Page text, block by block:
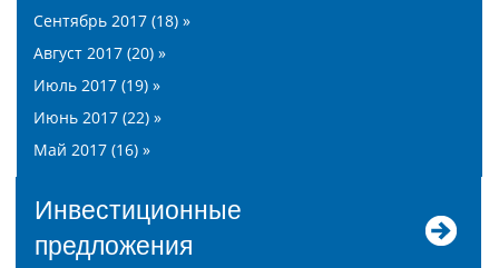
Сентябрь 2017 (18) »
Август 2017 (20) »
Июль 2017 (19) »
Июнь 2017 (22) »
Май 2017 (16) »
Инвестиционные
предложения